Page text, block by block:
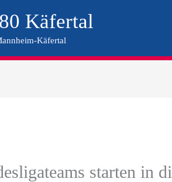
Käfertal
Käfertal
starten in